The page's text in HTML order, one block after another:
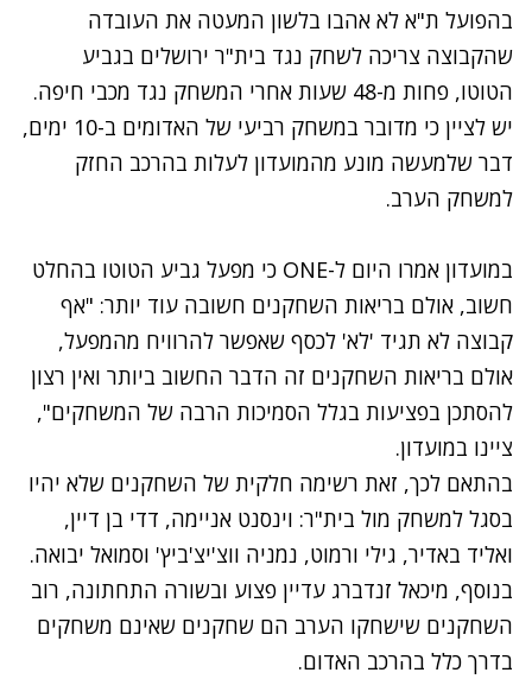
בהפועל ת"א לא אהבו בלשון המעטה את העובדה
שהקבוצה צריכה לשחק נגד בית"ר ירושלים בגביע
הטוטו, פחות מ-48 שעות אחרי המשחק נגד מכבי חיפה.
יש לציין כי מדובר במשחק רביעי של האדומים ב-10 ימים,
דבר שלמעשה מונע מהמועדון לעלות בהרכב החזק
למשחק הערב.
במועדון אמרו היום ל-ONE כי מפעל גביע הטוטו בהחלט
חשוב, אולם בריאות השחקנים חשובה עוד יותר: "אף
קבוצה לא תגיד 'לא' לכסף שאפשר להרוויח מהמפעל,
אולם בריאות השחקנים זה הדבר החשוב ביותר ואין רצון
להסתכן בפציעות בגלל הסמיכות הרבה של המשחקים",
ציינו במועדון.
בהתאם לכך, זאת רשימה חלקית של השחקנים שלא יהיו
בסגל למשחק מול בית"ר: וינסנט אניימה, דדי בן דיין,
ואליד באדיר, גילי ורמוט, נמניה ווצ'יצ'ביץ' וסמואל יבואה.
בנוסף, מיכאל זנדברג עדיין פצוע ובשורה התחתונה, רוב
השחקנים שישחקו הערב הם שחקנים שאינם משחקים
בדרך כלל בהרכב האדום.